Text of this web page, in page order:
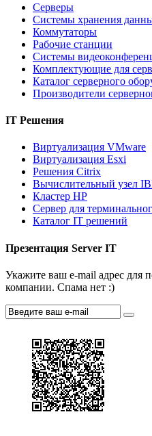
Серверы
Системы хранения
Коммутаторы
Рабочие станции
Системы
Комплектующие для
Каталог серверного
Производители
IT Решения
Виртуализация VMware
Виртуализация Esxi
Решения Citrix
Вычислительный узел
Кластер HP
Сервер для
Каталог IT решений
Презентация Server IT
Укажите ваш e-mail адрес для
компании. Спама нет :)